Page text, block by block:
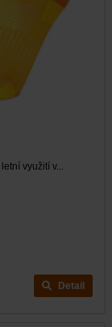
využití v...
Detail